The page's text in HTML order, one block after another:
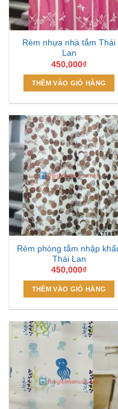
Rèm nhựa nhà tắm Thái
Lan
450,000₫
THÊM VÀO GIỎ HÀNG
Add
Rèm phòng tắm nhập
Thái Lan
450,000₫
THÊM VÀO GIỎ HÀNG
Add